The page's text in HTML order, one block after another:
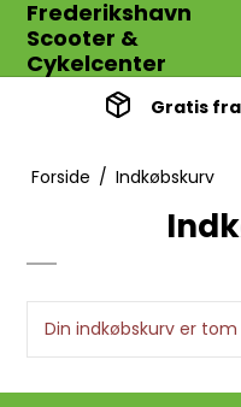
Frederikshavn
Scooter &
Cykelcenter
Gratis
Forside / Indkøbskurv
Din indkøbskurv er tom